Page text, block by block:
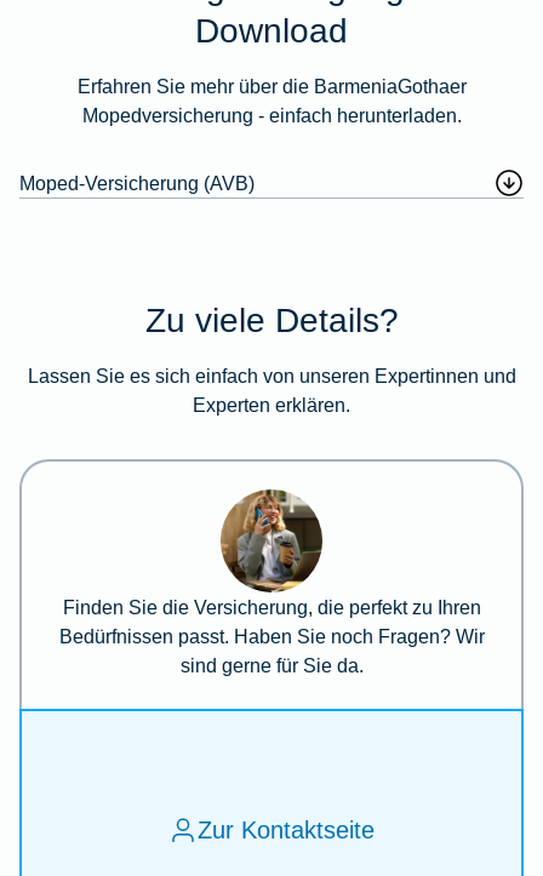
Download
Erfahren Sie mehr über die BarmeniaGothaer
Mopedversicherung - einfach herunterladen.
Moped-Versicherung (AVB)
Zu viele Details?
Lassen Sie es sich einfach von unseren Expertinnen und
Experten erklären.
Finden Sie die Versicherung, die perfekt zu Ihren
Bedürfnissen passt. Haben Sie noch Fragen? Wir
sind gerne für Sie da.
Zur Kontaktseite